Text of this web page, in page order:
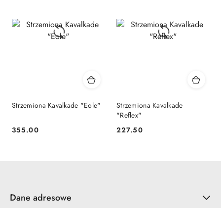
Strzemiona Kavalkade "Eole"
Cena:
355.00
Strzemiona Kavalkade
"Reflex"
Cena:
227.50
Dane adresowe